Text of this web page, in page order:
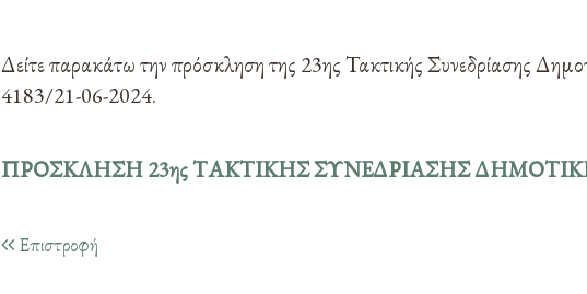
Δείτε παρακάτω την πρόσκληση της 23ης Τακτικής Συνεδρίασης
4183/21-06-2024.
ΠΡΟΣΚΛΗΣΗ 23ης ΤΑΚΤΙΚΗΣ ΣΥΝΕΔΡΙΑΣΗΣ
Επιστροφή